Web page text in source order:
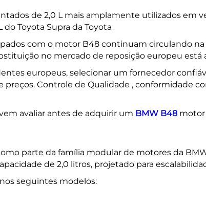
de 2,0 L mais amplamente utilizados em
do Toyota Supra da Toyota
com o motor B48 continuam circulando na
no mercado de reposição europeu
europeus, selecionar um fornecedor
preços. Controle de Qualidade , conformidade
avaliar antes de adquirir um BMW B48 motor
parte da família modular de motores da
de 2,0 litros, projetado para
seguintes modelos: